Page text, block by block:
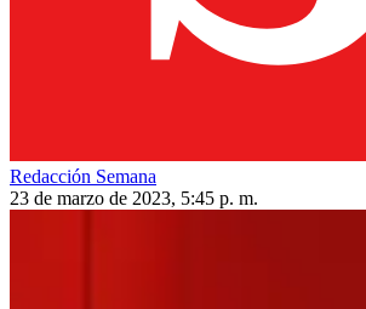
Redacción Semana
23 de marzo de 2023, 5:45 p. m.